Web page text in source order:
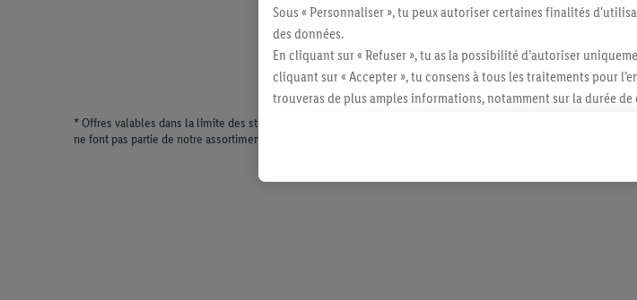
* Offres valables dans la limite des stocks disponibles. Vente limitée à des quantités usuelles pour un ménage.
ne font pas partie de notre assortiment de produits permanents. Ill. semblables.
Sous « Personnaliser », tu peux autoriser certaines finalités
des données.
En cliquant sur « Refuser », tu as la possibilité d’autoriser
cliquant sur « Accepter », tu consens à tous les traitements pour
trouveras de plus amples informations, notamment sur la durée